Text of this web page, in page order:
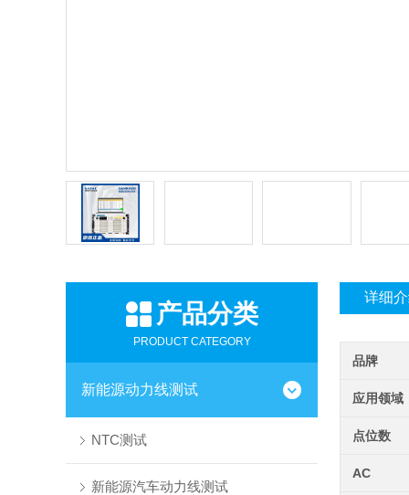
产品分类
PRODUCT CATEGORY
新能源动力线测试
NTC测试
新能源汽车动力线测试
详细
品牌
应用领域
点位数
AC